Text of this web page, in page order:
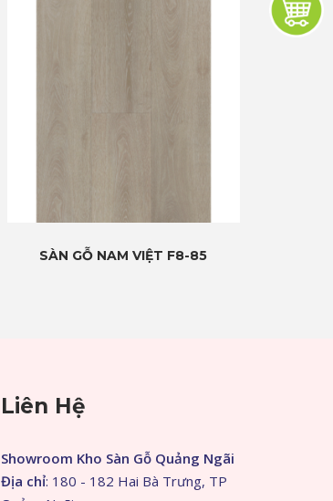
SÀN GỖ NAM VIỆT F8-85
Liên Hệ
Showroom Kho Sàn Gỗ Quảng Ngãi
Địa chỉ: 180 - 182 Hai Bà Trưng, TP